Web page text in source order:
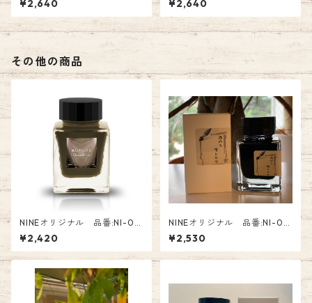
en Ink
¥2,640
en Ink
¥2,640
その他の商品
NINEオリジナル 品番:NI-02
5 Tono&Lims コラボインク
「惑星のかけら」 オリジナ
ルナル Glass Pen Ink
¥2,420
NINEオリジナル 品番:NI-04
5 Tono&Lims コラボインク
「雨のちハレルヤ～銀鼠〜」 1
0周年記念オリジナルオリジナ
¥2,530